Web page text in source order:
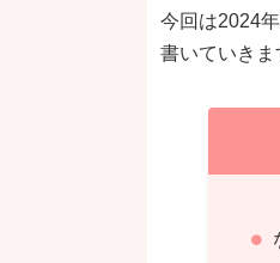
今回は2024
書いていきま